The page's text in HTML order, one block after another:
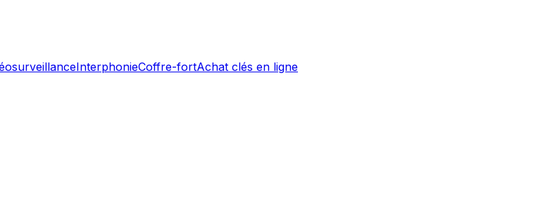
InterphonieCoffre-fortAchat clés en ligne